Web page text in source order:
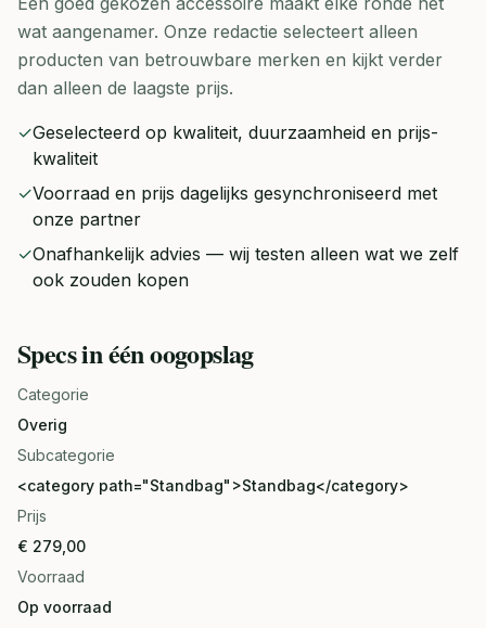
wat aangenamer. Onze redactie selecteert alleen
producten van betrouwbare merken en kijkt verder
dan alleen de laagste prijs.
✓Geselecteerd op kwaliteit, duurzaamheid en prijs-
kwaliteit
✓Voorraad en prijs dagelijks gesynchroniseerd met
onze partner
✓Onafhankelijk advies — wij testen alleen wat we zelf
ook zouden kopen
Specs in één oogopslag
Categorie
Overig
Subcategorie
<category path="Standbag">Standbag</category>
Prijs
€ 279,00
Voorraad
Op voorraad